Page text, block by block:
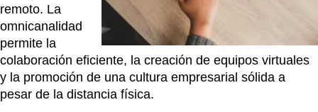
remoto. La
omnicanalidad
permite la
colaboración eficiente, la creación de equipos virtuales
y la promoción de una cultura empresarial sólida a
pesar de la distancia física.